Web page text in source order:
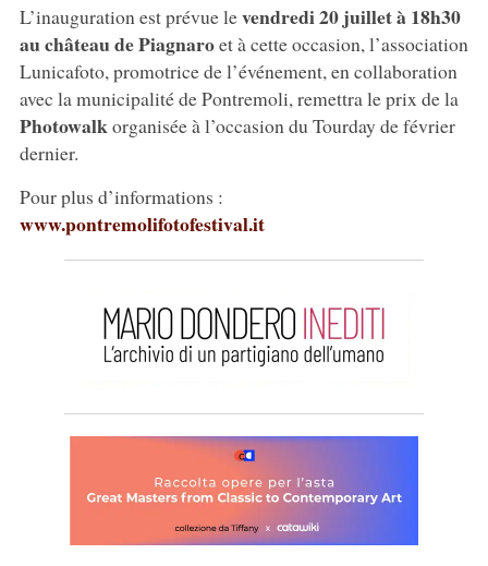
L’inauguration est prévue levendredi 20 juillet à 18h30
au château de Piagnaroet à cette occasion, l’association
Lunicafoto, promotrice de l’événement, en collaboration
avec la municipalité de Pontremoli, remettra le prix de la
Photowalkorganisée à l’occasion du Tourday de février
dernier.
Pour plus d’informations :
www.pontremolifotofestival.it